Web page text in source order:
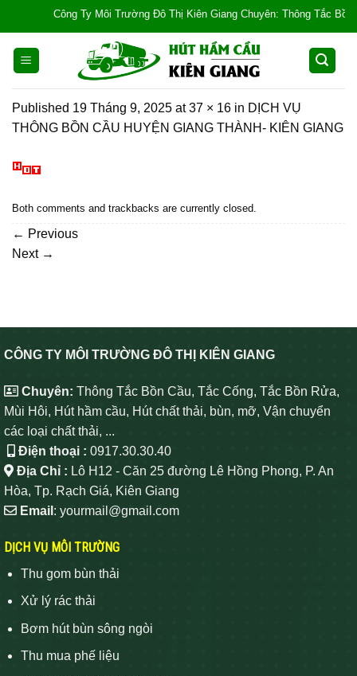
content
Công Ty Môi Trường Đô Thị Kiên Giang Chuyên: Thông Tắc Bồn
Published 19 Tháng 9, 2025 at37 × 16 in DỊCH VỤ
THÔNG BỒN CẦU HUYỆN GIANG THÀNH- KIÊN GIANG
Both comments and trackbacks are currently closed.
← Previous
Next →
CÔNG TY MÔI TRƯỜNG ĐÔ THỊ KIÊN GIANG
Chuyên: Thông Tắc Bồn Cầu, Tắc Cống, Tắc Bồn Rửa,
Mùi Hôi, Hút hầm cầu, Hút chất thải, bùn, mỡ, Vận chuyển
các loại chất thải, ...
Điện thoại : 0917.30.30.40
Địa Chỉ : Lô H12 - Căn 25 đường Lê Hồng Phong, P. An
Hòa, Tp. Rạch Giá, Kiên Giang
Email : yourmail@gmail.com
DỊCH VỤ MÔI TRƯỜNG
Thu gom bùn thải
Xử lý rác thải
Bơm hút bùn sông ngòi
Thu mua phế liệu